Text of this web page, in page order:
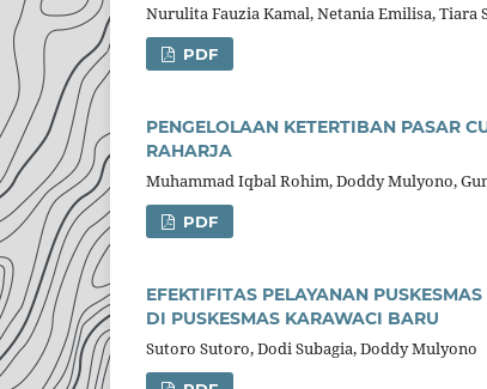
Nurulita Fauzia Kamal, Netania Emilisa, Tiara
PDF
PENGELOLAAN KETERTIBAN PASAR
RAHARJA
Muhammad Iqbal Rohim, Doddy Mulyono,
PDF
EFEKTIFITAS PELAYANAN
DI PUSKESMAS KARAWACI BARU
Sutoro Sutoro, Dodi Subagia, Doddy Mulyono